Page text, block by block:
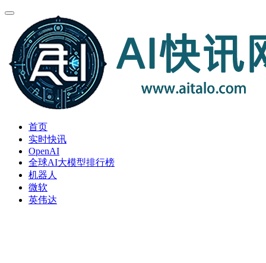
首页
实时快讯
OpenAI
全球AI大模型排行榜
机器人
微软
英伟达